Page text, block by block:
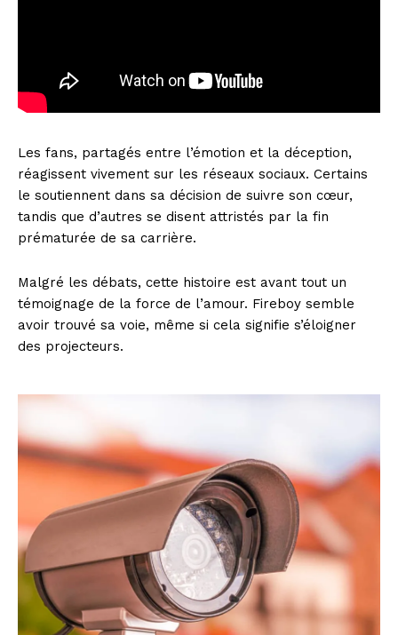
Les fans, partagés entre l’émotion et la déception,
réagissent vivement sur les réseaux sociaux. Certains
le soutiennent dans sa décision de suivre son cœur,
tandis que d’autres se disent attristés par la fin
prématurée de sa carrière.
Malgré les débats, cette histoire est avant tout un
témoignage de la force de l’amour. Fireboy semble
avoir trouvé sa voie, même si cela signifie s’éloigner
des projecteurs.